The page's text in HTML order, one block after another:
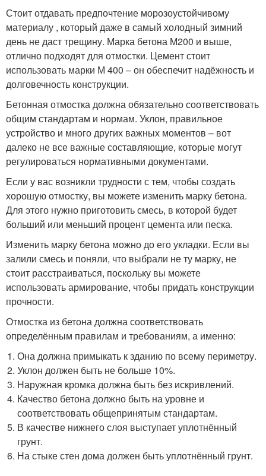
Стоит отдавать предпочтение морозоустойчивому
материалу , который даже в самый холодный зимний
день не даст трещину. Марка бетона М200 и выше,
отлично подходят для отмостки. Цемент стоит
использовать марки М 400 – он обеспечит надёжность и
долговечность конструкции.
Бетонная отмостка должна обязательно соответствовать
общим стандартам и нормам. Уклон, правильное
устройство и много других важных моментов – вот
далеко не все важные составляющие, которые могут
регулироваться нормативными документами.
Если у вас возникли трудности с тем, чтобы создать
хорошую отмостку, вы можете изменить марку бетона.
Для этого нужно приготовить смесь, в которой будет
больший или меньший процент цемента или песка.
Изменить марку бетона можно до его укладки. Если вы
залили смесь и поняли, что выбрали не ту марку, не
стоит расстраиваться, поскольку вы можете
использовать армирование, чтобы придать конструкции
прочности.
Отмостка из бетона должна соответствовать
определённым правилам и требованиям, а именно:
Она должна примыкать к зданию по всему периметру.
Уклон должен быть не больше 10%.
Наружная кромка должна быть без искривлений.
Качество бетона должно быть на уровне и
соответствовать общепринятым стандартам.
В качестве нижнего слоя выступает уплотнённый
грунт.
На стыке стен дома должен быть уплотнённый грунт.